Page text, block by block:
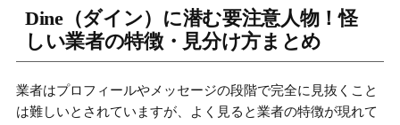
Dine（ダイン）に潜む要注意人物！怪
しい業者の特徴・見分け方まとめ
業者はプロフィールやメッセージの段階で完全に見抜くこと
は難しいとされていますが、よく見ると業者の特徴が現れて